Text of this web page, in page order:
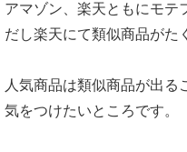
アマゾン、楽天ともにモテ
だし楽天にて類似商品がた
人気商品は類似商品が出る
気をつけたいところです。